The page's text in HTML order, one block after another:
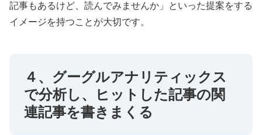
記事もあるけど、読んでみませんか」といった提案をする
イメージを持つことが大切です。
４、グーグルアナリティックス
で分析し、ヒットした記事の関
連記事を書きまくる